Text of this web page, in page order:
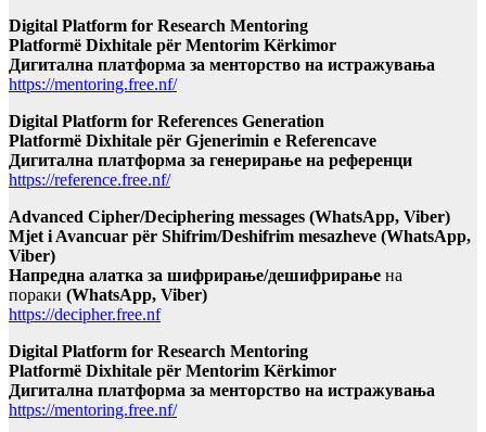
Digital Platform for Research Mentoring
Platformë Dixhitale për Mentorim Kërkimor
Дигитална платформа за менторство на истражувања
https://mentoring.free.nf/
Digital Platform for References Generation
Platformë Dixhitale për Gjenerimin e Referencave
Дигитална платформа за генерирање на референци
https://reference.free.nf/
Advanced Cipher/Deciphering messages (WhatsApp, Viber)
Mjet i Avancuar për Shifrim/Deshifrim mesazheve (WhatsApp,
Viber)
Напредна алатка за шифрирање/дешифрирање на
пораки (WhatsApp, Viber)
https://decipher.free.nf
Digital Platform for Research Mentoring
Platformë Dixhitale për Mentorim Kërkimor
Дигитална платформа за менторство на истражувања
https://mentoring.free.nf/